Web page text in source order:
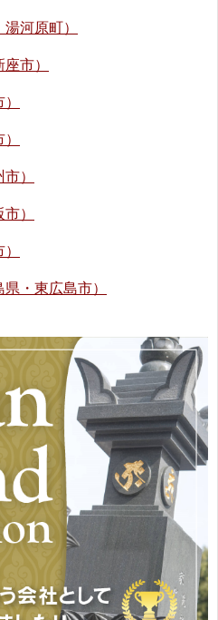
河原町）
市）
）
）
・東広島市）